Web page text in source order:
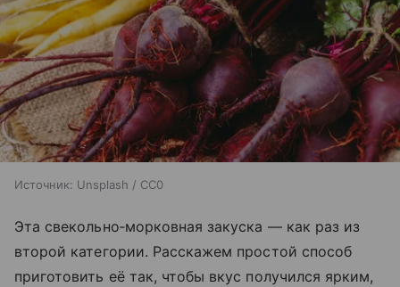
Источник: Unsplash / CC0
Эта свекольно‑морковная закуска — как раз из
второй категории. Расскажем простой способ
приготовить её так, чтобы вкус получился ярким,